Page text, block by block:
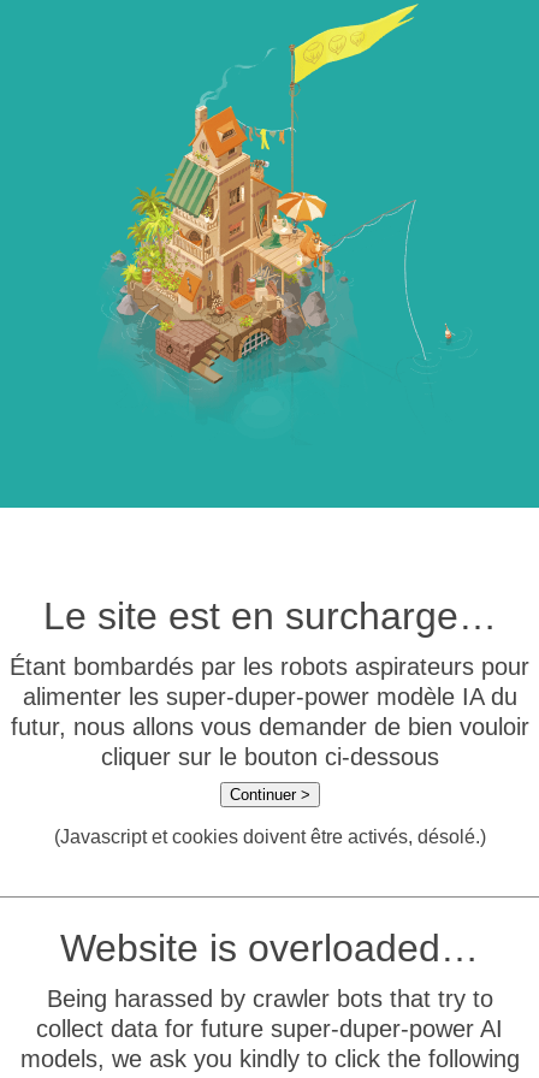
Le site est en surcharge…
Étant bombardés par les robots aspirateurs pour
alimenter les super-duper-power modèle IA du
futur, nous allons vous demander de bien vouloir
cliquer sur le bouton ci-dessous
Continuer >
(Javascript et cookies doivent être activés, désolé.)
Website is overloaded…
Being harassed by crawler bots that try to
collect data for future super-duper-power AI
models, we ask you kindly to click the following